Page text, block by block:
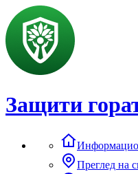
Защити
Преглед на